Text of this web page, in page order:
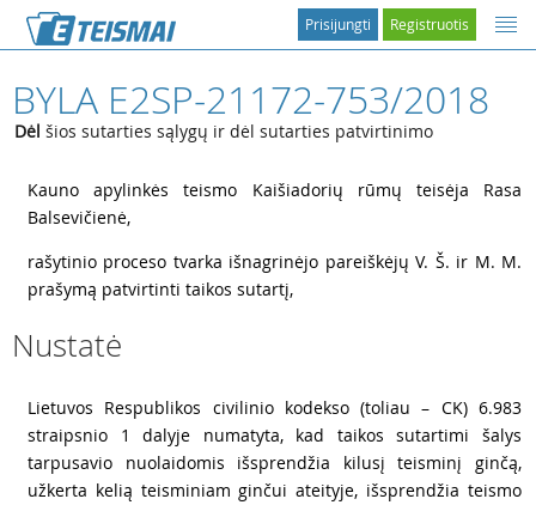
Registruotis
Prisijungti
BYLA E2SP-21172-753/2018
Dėl šios sutarties sąlygų ir dėl sutarties patvirtinimo
Kauno apylinkės teismo Kaišiadorių rūmų teisėja Rasa
Balsevičienė,
rašytinio proceso tvarka išnagrinėjo pareiškėjų V. Š. ir M. M.
prašymą patvirtinti taikos sutartį,
Nustatė
Lietuvos Respublikos civilinio kodekso (toliau – CK) 6.983
straipsnio 1 dalyje numatyta, kad taikos sutartimi šalys
tarpusavio nuolaidomis išsprendžia kilusį teisminį ginčą,
užkerta kelią teisminiam ginčui ateityje, išsprendžia teismo